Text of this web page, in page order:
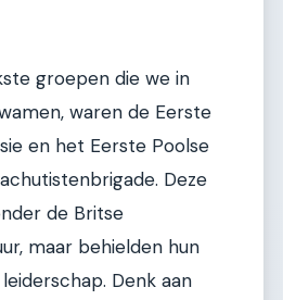
groepen die we in
waren de Eerste
en het Eerste Poolse
Deze
de Britse
maar behielden hun
Denk aan